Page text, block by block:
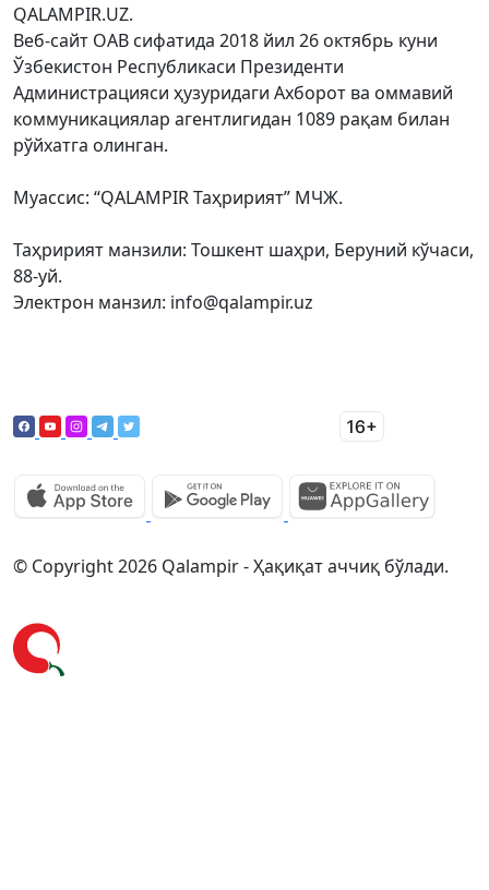
QALAMPIR.UZ.
Веб-сайт ОАВ сифатида 2018 йил 26 октябрь куни
Ўзбекистон Республикаси Президенти
Администрацияси ҳузуридаги Ахборот ва оммавий
коммуникациялар агентлигидан 1089 рақам билан
рўйхатга олинган.
Муассис: “QALAMPIR Таҳририят” МЧЖ.
Таҳририят манзили: Тошкент шаҳри, Беруний кўчаси,
88-уй.
Электрон манзил: info@qalampir.uz
© Copyright 2026 Qalampir - Ҳақиқат аччиқ бўлади.